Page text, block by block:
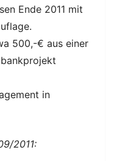
Ende 2011 mit
500,-€ aus einer
in
2011: